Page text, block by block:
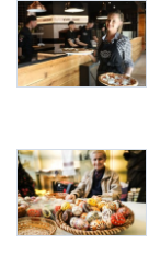
otworzy się w
otworzy się w